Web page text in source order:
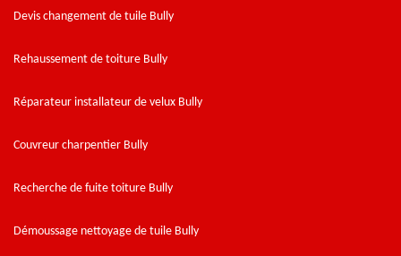
Devis changement de tuile Bully
Rehaussement de toiture Bully
Réparateur installateur de velux Bully
Couvreur charpentier Bully
Recherche de fuite toiture Bully
Démoussage nettoyage de tuile Bully